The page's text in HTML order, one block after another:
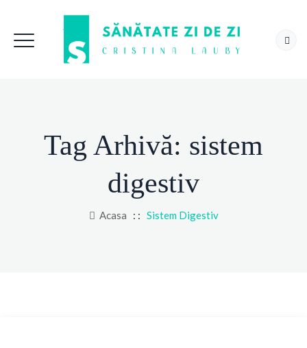
Tag Arhivă: sistem
digestiv
Acasa : : Sistem Digestiv